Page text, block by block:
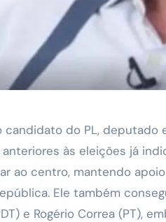
candidato do PL, deputado
anteriores às eleições já
ao centro, mantendo
Ele também
e Rogério Correa (PT),